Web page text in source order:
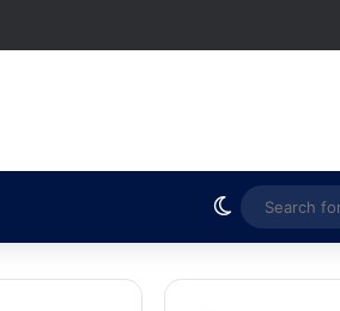
Switch skin